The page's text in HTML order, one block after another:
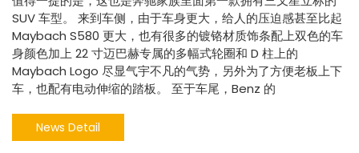
SUV 车型。 来到车侧，由于车身更大，给人的压迫感甚至比起
Maybach S580 更大，也有很多的镀铬材质饰条配上双色的车
身颜色加上 22 寸迈巴赫专属的多幅式轮圈和 D 柱上的
Maybach Logo 尽显气宇不凡的气势，另外为了方便老板上下
车，也配有电动伸缩的踏板。 至于车尾，Benz 的
News Detail